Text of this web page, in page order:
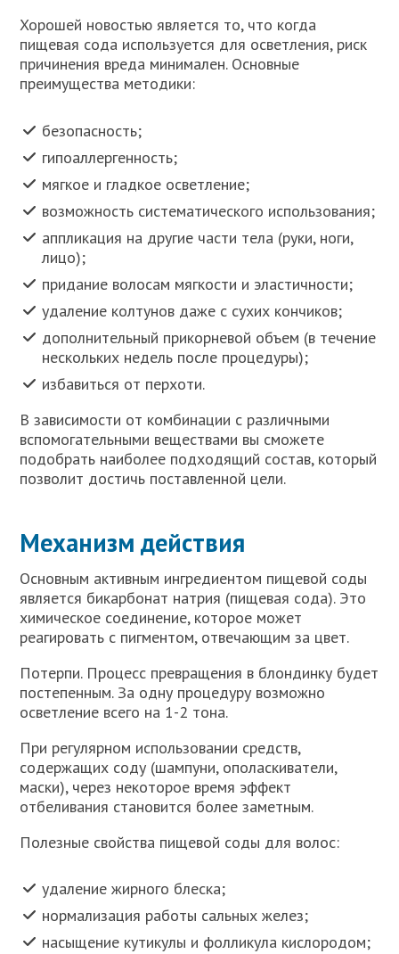
Хорошей новостью является то, что когда
пищевая сода используется для осветления, риск
причинения вреда минимален. Основные
преимущества методики:
безопасность;
гипоаллергенность;
мягкое и гладкое осветление;
возможность систематического использования;
аппликация на другие части тела (руки, ноги,
лицо);
придание волосам мягкости и эластичности;
удаление колтунов даже с сухих кончиков;
дополнительный прикорневой объем (в течение
нескольких недель после процедуры);
избавиться от перхоти.
В зависимости от комбинации с различными
вспомогательными веществами вы сможете
подобрать наиболее подходящий состав, который
позволит достичь поставленной цели.
Механизм действия
Основным активным ингредиентом пищевой соды
является бикарбонат натрия (пищевая сода). Это
химическое соединение, которое может
реагировать с пигментом, отвечающим за цвет.
Потерпи. Процесс превращения в блондинку будет
постепенным. За одну процедуру возможно
осветление всего на 1-2 тона.
При регулярном использовании средств,
содержащих соду (шампуни, ополаскиватели,
маски), через некоторое время эффект
отбеливания становится более заметным.
Полезные свойства пищевой соды для волос:
удаление жирного блеска;
нормализация работы сальных желез;
насыщение кутикулы и фолликула кислородом;